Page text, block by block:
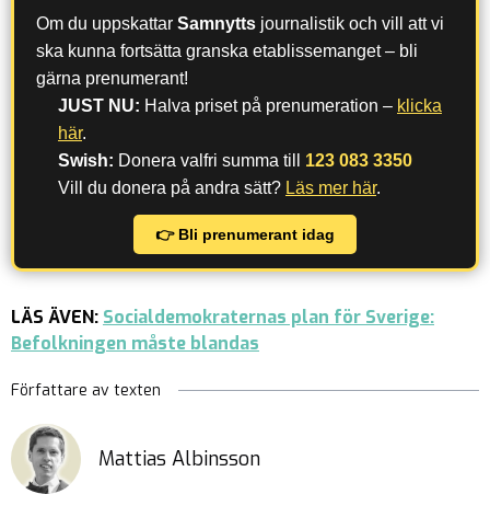
Om du uppskattar Samnytts journalistik och vill att vi
ska kunna fortsätta granska etablissemanget – bli
gärna prenumerant!
JUST NU: Halva priset på prenumeration – klicka
här.
Swish: Donera valfri summa till 123 083 3350
Vill du donera på andra sätt? Läs mer här.
👉 Bli prenumerant idag
LÄS ÄVEN: Socialdemokraternas plan för Sverige:
Befolkningen måste blandas
Författare av texten
Mattias Albinsson